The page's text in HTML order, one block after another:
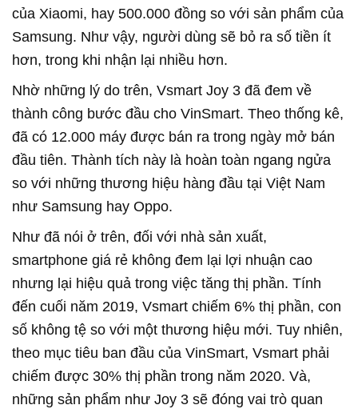
của Xiaomi, hay 500.000 đồng so với sản phẩm của
Samsung. Như vậy, người dùng sẽ bỏ ra số tiền ít
hơn, trong khi nhận lại nhiều hơn.
Nhờ những lý do trên, Vsmart Joy 3 đã đem về
thành công bước đầu cho VinSmart. Theo thống kê,
đã có 12.000 máy được bán ra trong ngày mở bán
đầu tiên. Thành tích này là hoàn toàn ngang ngửa
so với những thương hiệu hàng đầu tại Việt Nam
như Samsung hay Oppo.
Như đã nói ở trên, đối với nhà sản xuất,
smartphone giá rẻ không đem lại lợi nhuận cao
nhưng lại hiệu quả trong việc tăng thị phần. Tính
đến cuối năm 2019, Vsmart chiếm 6% thị phần, con
số không tệ so với một thương hiệu mới. Tuy nhiên,
theo mục tiêu ban đầu của VinSmart, Vsmart phải
chiếm được 30% thị phần trong năm 2020. Và,
những sản phẩm như Joy 3 sẽ đóng vai trò quan